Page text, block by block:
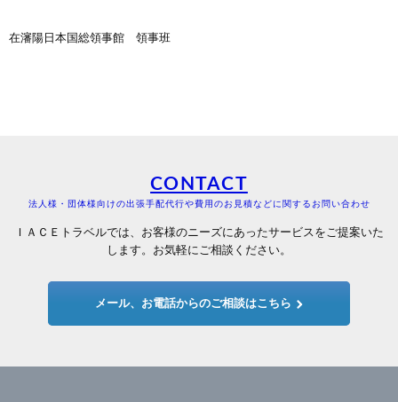
在瀋陽日本国総領事館 領事班
CONTACT
法人様・団体様向けの出張手配代行や費用のお見積などに関するお問い合わせ
ＩＡＣＥトラベルでは、お客様のニーズにあったサービスをご提案いた
します。お気軽にご相談ください。
メール、お電話からのご相談はこちら